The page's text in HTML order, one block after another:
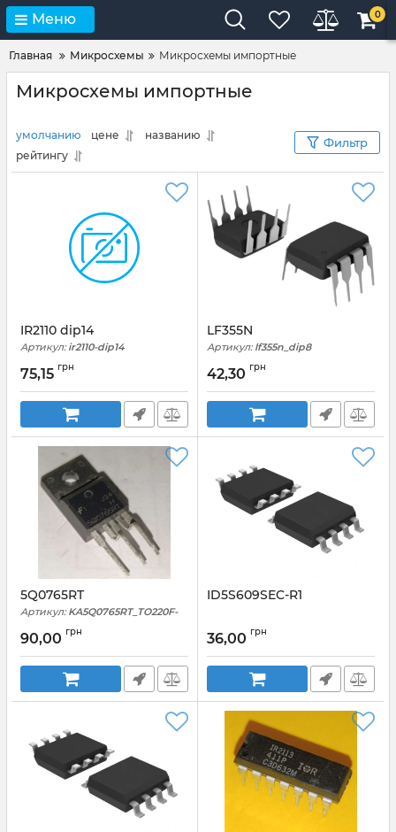
Меню 0
Главная Микросхемы Микросхемы импортные
Микросхемы импортные
умолчанию цене
названию
рейтингу
Фильтр
IR2110 dip14
Артикул: ir2110-dip14
75,15 грн
LF355N
Артикул: lf355n_dip8
42,30 грн
5Q0765RT
Артикул: KA5Q0765RT_TO220F-
90,00 грн
ID5S609SEC-R1
36,00 грн